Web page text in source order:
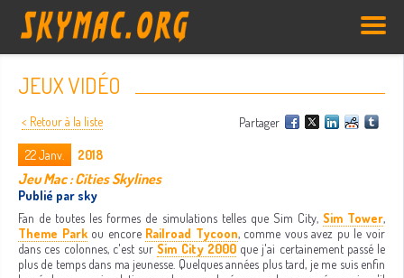
JEUX VIDÉO
Partager
< Retour à la liste
22Janv. 2018
Jeu Mac : Cities Skylines
Publié par sky
Fan de toutes les formes de simulations telles que Sim City, Sim Tower,
Theme Parkou encore Railroad Tycoon, comme vous avez pu le voir
dans ces colonnes, c'est sur Sim City 2000que j'ai certainement passé le
plus de temps dans ma jeunesse. Quelques années plus tard, je me suis enfin